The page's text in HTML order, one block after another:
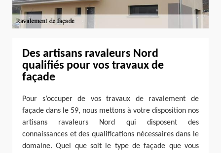
Des artisans ravaleurs Nord
qualifiés pour vos travaux de
façade
Pour s’occuper de vos travaux de ravalement de
façade dans le 59, nous mettons à votre disposition nos
artisans ravaleurs Nord qui disposent des
connaissances et des qualifications nécessaires dans le
domaine. Quel que soit le type de façade que vous